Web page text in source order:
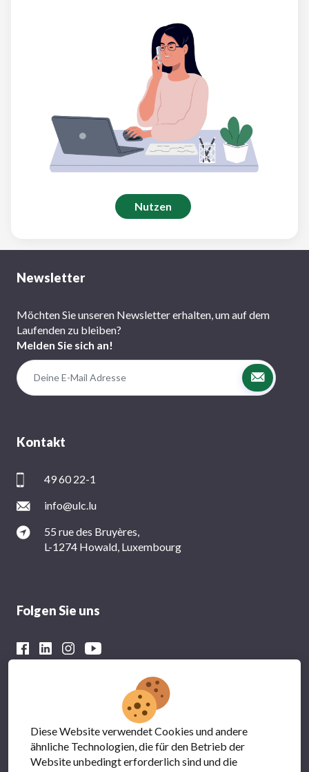
Nutzen
Newsletter
Möchten Sie unseren Newsletter erhalten, um auf dem
Laufenden zu bleiben?
Melden Sie sich an!
Kontakt
49 60 22-1
info@ulc.lu
55 rue des Bruyères,
L-1274 Howald, Luxembourg
Folgen Sie uns
Mit der finanziellen Unterstützung von
Diese Website verwendet Cookies und andere
ähnliche Technologien, die für den Betrieb der
Website unbedingt erforderlich sind und die